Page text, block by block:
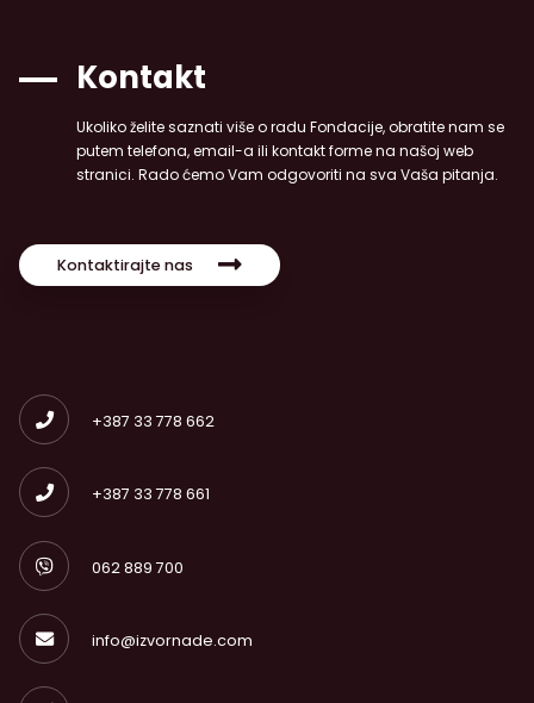
Kontakt
Ukoliko želite saznati više o radu Fondacije, obratite nam se
putem telefona, email-a ili kontakt forme na našoj web
stranici. Rado ćemo Vam odgovoriti na sva Vaša pitanja.
Kontaktirajte nas
+387 33 778 662
+387 33 778 661
062 889 700
info@izvornade.com